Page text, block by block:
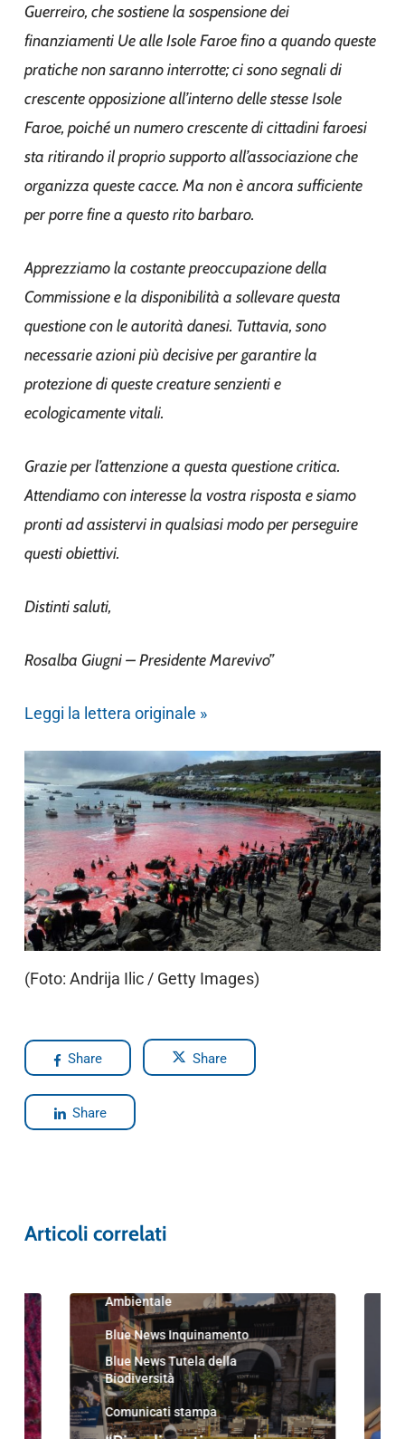
Guerreiro, che sostiene la sospensione dei
finanziamenti Ue alle Isole Faroe fino a quando queste
pratiche non saranno interrotte; ci sono segnali di
crescente opposizione all’interno delle stesse Isole
Faroe, poiché un numero crescente di cittadini faroesi
sta ritirando il proprio supporto all’associazione che
organizza queste cacce. Ma non è ancora sufficiente
per porre fine a questo rito barbaro.
Apprezziamo la costante preoccupazione della
Commissione e la disponibilità a sollevare questa
questione con le autorità danesi. Tuttavia, sono
necessarie azioni più decisive per garantire la
protezione di queste creature senzienti e
ecologicamente vitali.
Grazie per l’attenzione a questa questione critica.
Attendiamo con interesse la vostra risposta e siamo
pronti ad assistervi in qualsiasi modo per perseguire
questi obiettivi.
Distinti saluti,
Rosalba Giugni –Presidente Marevivo”
Leggi la lettera originale »
(Foto: Andrija Ilic / Getty Images)
Share Share
Share
Articoli correlati
Ambientale
Blue News Inquinamento
Blue News Tutela della
Biodiversità
Comunicati stampa